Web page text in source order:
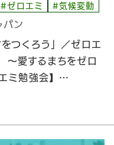
#ゼロエミ #気候変動
パン
つくろう」／ゼロエ
愛するまちをゼロ
ミ勉強会】…